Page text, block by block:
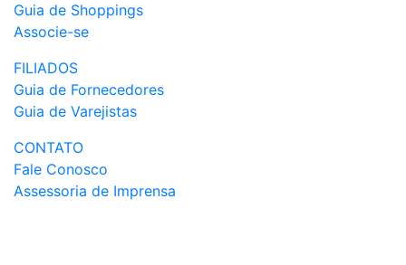
Guia de Shoppings
Associe-se
FILIADOS
Guia de Fornecedores
Guia de Varejistas
CONTATO
Fale Conosco
Assessoria de Imprensa